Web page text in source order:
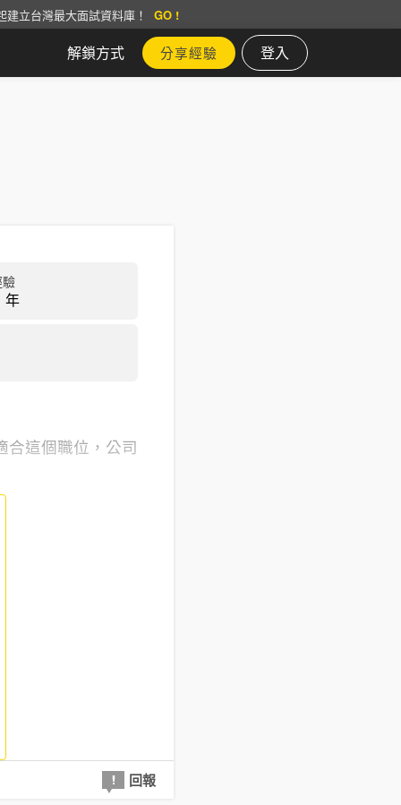
立台灣最大面試資料庫！ GO !
解鎖方式 分享經驗 登入
年
合這個職位，公司
回報